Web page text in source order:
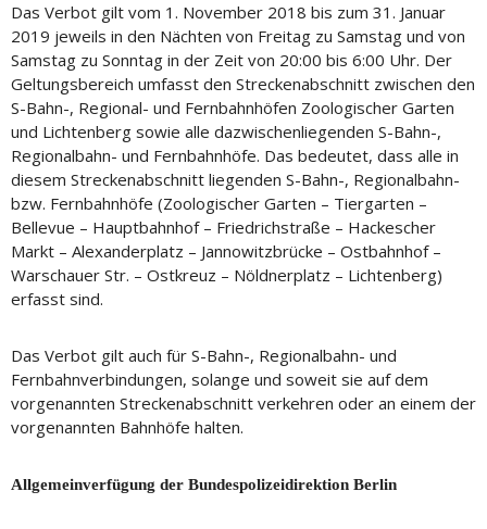
Das Verbot gilt vom 1. November 2018 bis zum 31. Januar
2019 jeweils in den Nächten von Freitag zu Samstag und von
Samstag zu Sonntag in der Zeit von 20:00 bis 6:00 Uhr. Der
Geltungsbereich umfasst den Streckenabschnitt zwischen den
S-Bahn-, Regional- und Fernbahnhöfen Zoologischer Garten
und Lichtenberg sowie alle dazwischenliegenden S-Bahn-,
Regionalbahn- und Fernbahnhöfe. Das bedeutet, dass alle in
diesem Streckenabschnitt liegenden S-Bahn-, Regionalbahn-
bzw. Fernbahnhöfe (Zoologischer Garten – Tiergarten –
Bellevue – Hauptbahnhof – Friedrichstraße – Hackescher
Markt – Alexanderplatz – Jannowitzbrücke – Ostbahnhof –
Warschauer Str. – Ostkreuz – Nöldnerplatz – Lichtenberg)
erfasst sind.
Das Verbot gilt auch für S-Bahn-, Regionalbahn- und
Fernbahnverbindungen, solange und soweit sie auf dem
vorgenannten Streckenabschnitt verkehren oder an einem der
vorgenannten Bahnhöfe halten.
Allgemeinverfügung der Bundespolizeidirektion Berlin